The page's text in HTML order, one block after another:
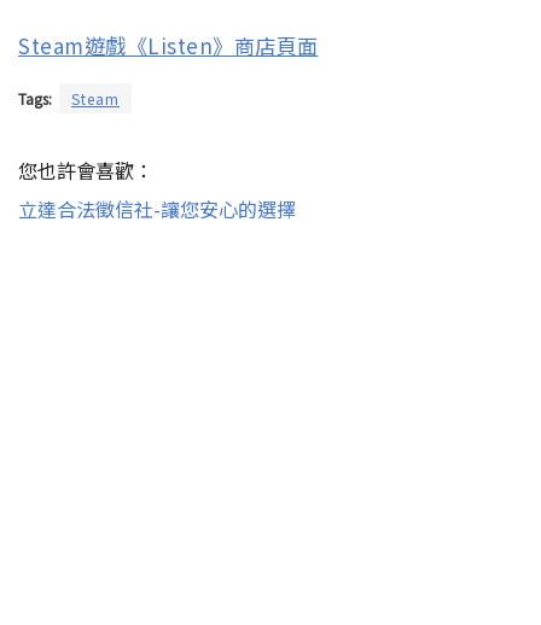
Steam遊戲《Listen》商店頁面
Tags: Steam
您也許會喜歡：
立達合法徵信社-讓您安心的選擇